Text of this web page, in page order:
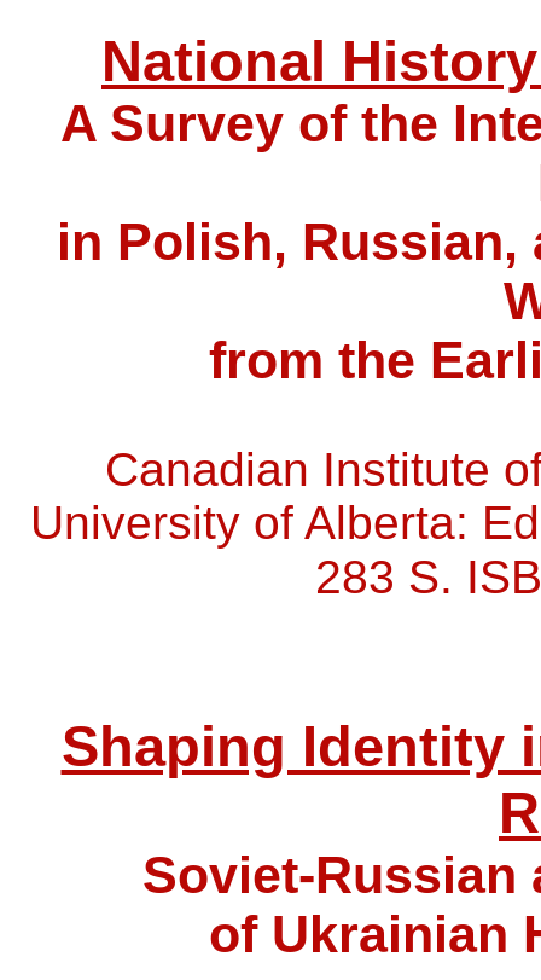
National
A Survey of the
in Polish,
from the
Canadian Institute
University of Alberta:
283 S.
Shaping Identity
Soviet-Russian
of Ukrainian